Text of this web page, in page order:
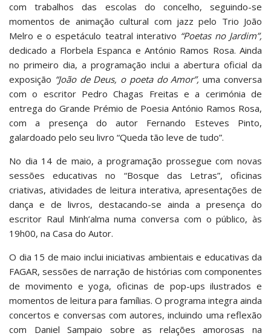
com trabalhos das escolas do concelho, seguindo-se
momentos de animação cultural com jazz pelo Trio João
Melro e o espetáculo teatral interativo “Poetas no Jardim”,
dedicado a Florbela Espanca e António Ramos Rosa. Ainda
no primeiro dia, a programação inclui a abertura oficial da
exposição “João de Deus, o poeta do Amor”, uma conversa
com o escritor Pedro Chagas Freitas e a cerimónia de
entrega do Grande Prémio de Poesia António Ramos Rosa,
com a presença do autor Fernando Esteves Pinto,
galardoado pelo seu livro “Queda tão leve de tudo”.
No dia 14 de maio, a programação prossegue com novas
sessões educativas no “Bosque das Letras”, oficinas
criativas, atividades de leitura interativa, apresentações de
dança e de livros, destacando-se ainda a presença do
escritor Raul Minh’alma numa conversa com o público, às
19h00, na Casa do Autor.
O dia 15 de maio inclui iniciativas ambientais e educativas da
FAGAR, sessões de narração de histórias com componentes
de movimento e yoga, oficinas de pop-ups ilustrados e
momentos de leitura para famílias. O programa integra ainda
concertos e conversas com autores, incluindo uma reflexão
com Daniel Sampaio sobre as relações amorosas na